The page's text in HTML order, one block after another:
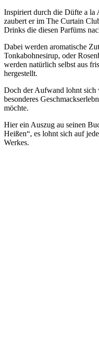
Inspiriert durch die Düfte a la
zaubert er im The Curtain
Drinks die diesen Parfüms
Dabei werden aromatische
Tonkabohnesirup, oder
werden natürlich selbst aus
hergestellt.
Doch der Aufwand lohnt sich
besonderes
möchte.
Hier ein Auszug au seinen
Heißen“, es lohnt sich auf
Werkes.